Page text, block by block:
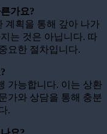
가요?
계획을 통해 갚아 나가
는 것은 아닙니다. 따
요한 절차입니다.
가능합니다. 이는 상환
가와 상담을 통해 충분
.